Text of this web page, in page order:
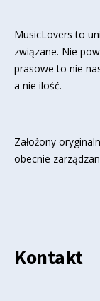
MusicLovers to
związane. Nie
prasowe to nie
a nie ilość.
Założony
obecnie
Kontakt